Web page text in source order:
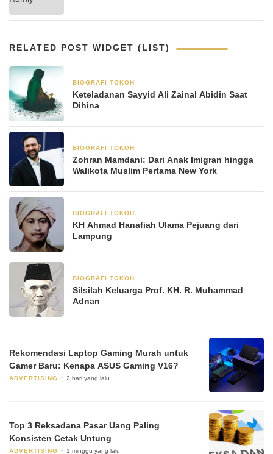
RELATED POST WIDGET (LIST)
BIOGRAFI TOKOH
Keteladanan Sayyid Ali Zainal Abidin Saat
Dihina
BIOGRAFI TOKOH
Zohran Mamdani: Dari Anak Imigran hingga
Walikota Muslim Pertama New York
BIOGRAFI TOKOH
KH Ahmad Hanafiah Ulama Pejuang dari
Lampung
BIOGRAFI TOKOH
Silsilah Keluarga Prof. KH. R. Muhammad
Adnan
Rekomendasi Laptop Gaming Murah untuk
Gamer Baru: Kenapa ASUS Gaming V16?
ADVERTISING 2 hari yang lalu
Top 3 Reksadana Pasar Uang Paling
Konsisten Cetak Untung
ADVERTISING 1 minggu yang lalu